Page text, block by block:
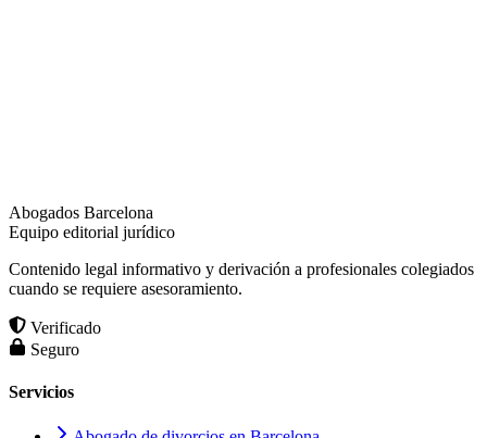
Abogados Barcelona
Equipo editorial jurídico
Contenido legal informativo y derivación a profesionales colegiados
cuando se requiere asesoramiento.
Verificado
Seguro
Servicios